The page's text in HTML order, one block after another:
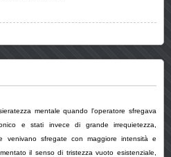
mentale quando l'operatore sfregava
e stati invece di grande irrequietezza,
venivano sfregate con maggiore intensità e
il senso di tristezza vuoto esistenziale,